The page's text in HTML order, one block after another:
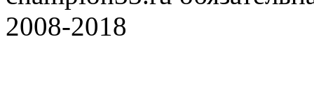
2008-2018